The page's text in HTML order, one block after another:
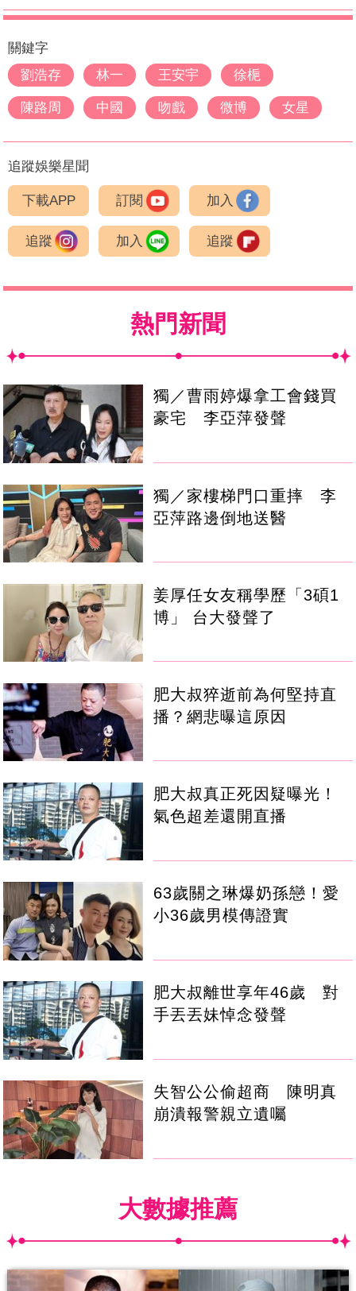
關鍵字
劉浩存
林一 王安宇 徐梔
陳路周 中國 吻戲 微博 女星
追蹤娛樂星聞
下載APP 訂閱 加入
追蹤 加入 追蹤
熱門新聞
獨／曹雨婷爆拿工會錢買
豪宅 李亞萍發聲
獨／家樓梯門口重摔 李
亞萍路邊倒地送醫
姜厚任女友稱學歷「3碩1
博」 台大發聲了
肥大叔猝逝前為何堅持直
播？網悲曝這原因
肥大叔真正死因疑曝光！
氣色超差還開直播
63歲關之琳爆奶孫戀！愛
小36歲男模傳證實
肥大叔離世享年46歲 對
手丟丟妹悼念發聲
失智公公偷超商 陳明真
崩潰報警親立遺囑
大數據推薦